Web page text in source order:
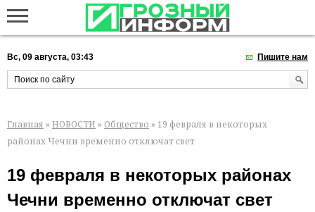
Вс, 09 августа, 03:43 Пишите нам
Главная » НОВОСТИ » Общество » 19 февраля в некоторых
районах Чечни временно отключат свет
19 февраля в некоторых районах
Чечни временно отключат свет